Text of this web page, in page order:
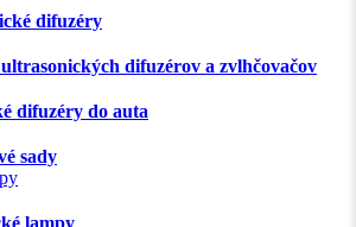
difuzéry
difuzérov a zvlhčovačov
difuzéry do auta
sady
lampy